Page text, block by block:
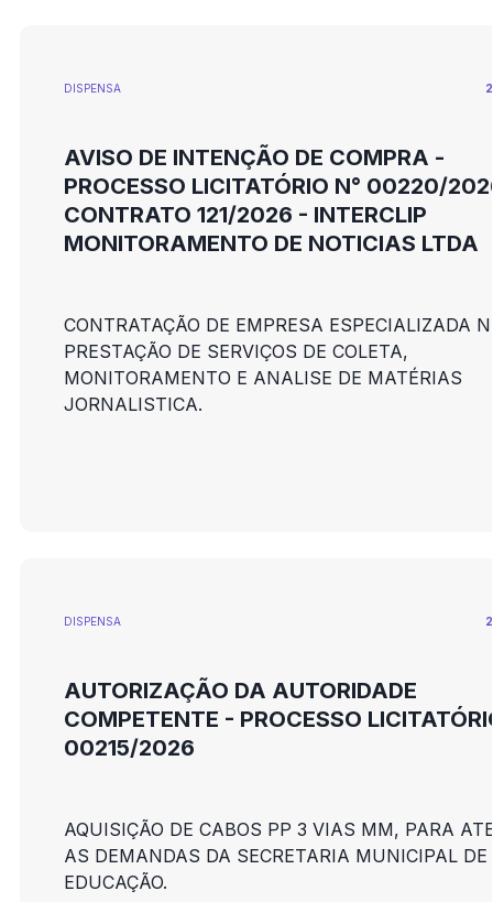
DISPENSA
AVISO DE INTENÇÃO DE COMPRA -
PROCESSO LICITATÓRIO N° 00220/
CONTRATO 121/2026 - INTERCLIP
MONITORAMENTO DE NOTICIAS LTDA
CONTRATAÇÃO DE EMPRESA ESPECIALIZADA
PRESTAÇÃO DE SERVIÇOS DE COLETA,
MONITORAMENTO E ANALISE DE MATÉRIAS
JORNALISTICA.
DISPENSA
AUTORIZAÇÃO DA AUTORIDADE
COMPETENTE - PROCESSO
00215/2026
AQUISIÇÃO DE CABOS PP 3 VIAS MM, PARA
AS DEMANDAS DA SECRETARIA MUNICIPAL DE
EDUCAÇÃO.